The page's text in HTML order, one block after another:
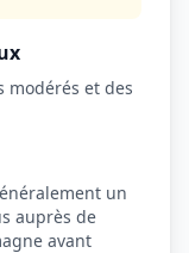
modérés et des
un
auprès de
avant